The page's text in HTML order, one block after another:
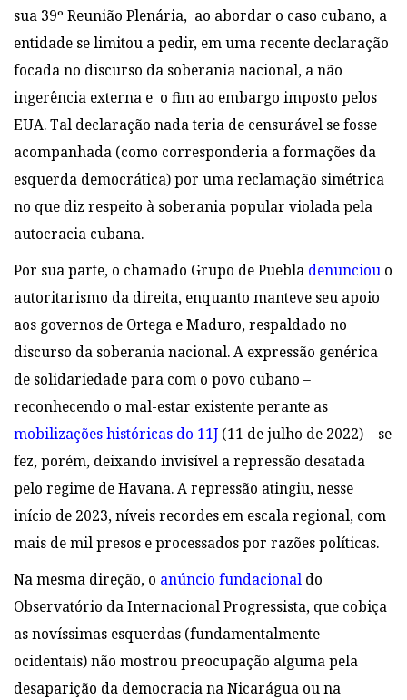
sua 39º Reunião Plenária, ao abordar o caso cubano, a
entidade se limitou a pedir, em uma recente declaração
focada no discurso da soberania nacional, a não
ingerência externa e o fim ao embargo imposto pelos
EUA. Tal declaração nada teria de censurável se fosse
acompanhada (como corresponderia a formações da
esquerda democrática) por uma reclamação simétrica
no que diz respeito à soberania popular violada pela
autocracia cubana.
Por sua parte, o chamado Grupo de Puebla denunciou o
autoritarismo da direita, enquanto manteve seu apoio
aos governos de Ortega e Maduro, respaldado no
discurso da soberania nacional. A expressão genérica
de solidariedade para com o povo cubano –
reconhecendo o mal-estar existente perante as
mobilizações históricas do 11J (11 de julho de 2022) – se
fez, porém, deixando invisível a repressão desatada
pelo regime de Havana. A repressão atingiu, nesse
início de 2023, níveis recordes em escala regional, com
mais de mil presos e processados por razões políticas.
Na mesma direção, o anúncio fundacional do
Observatório da Internacional Progressista, que cobiça
as novíssimas esquerdas (fundamentalmente
ocidentais) não mostrou preocupação alguma pela
desaparição da democracia na Nicarágua ou na